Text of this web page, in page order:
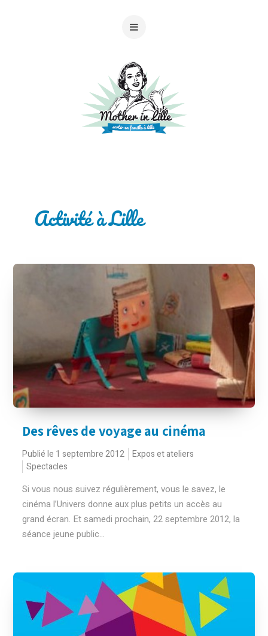
Activité à Lille
Des rêves de voyage au cinéma
Publié le 1 septembre 2012
Expos et ateliers
Spectacles
Si vous nous suivez régulièrement, vous le savez, le
cinéma l’Univers donne aux plus petits un accès au
grand écran. Et samedi prochain, 22 septembre 2012, la
séance jeune public...